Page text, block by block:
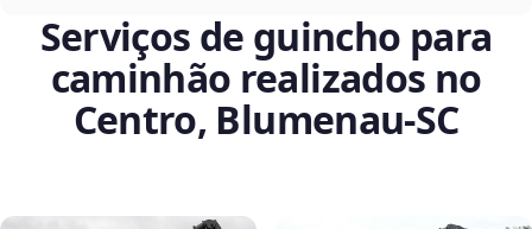
Serviços de guincho para
caminhão realizados no
Centro, Blumenau‑SC